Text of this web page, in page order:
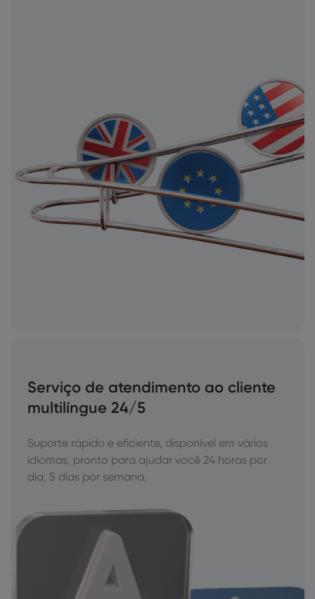
Serviço de atendimento ao cliente
multilíngue 24/5
Suporte rápido e eficiente, disponível em vários
idiomas, pronto para ajudar você 24 horas por
dia, 5 dias por semana.